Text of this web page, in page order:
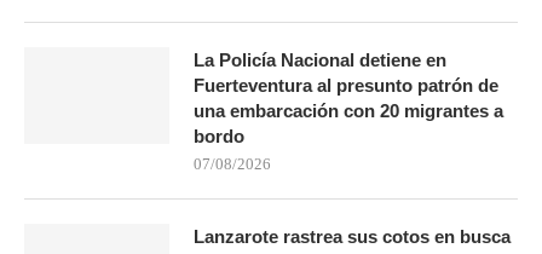
La Policía Nacional detiene en
Fuerteventura al presunto patrón de
una embarcación con 20 migrantes a
bordo
07/08/2026
Lanzarote rastrea sus cotos en busca